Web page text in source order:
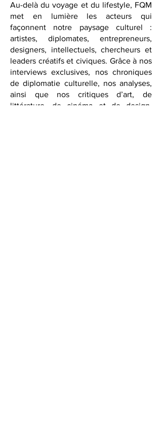
Au-delà du voyage et du lifestyle, FQM
met en lumière les acteurs qui
façonnent notre paysage culturel :
artistes, diplomates, entrepreneurs,
designers, intellectuels, chercheurs et
leaders créatifs et civiques. Grâce à nos
interviews exclusives, nos chroniques
de diplomatie culturelle, nos analyses,